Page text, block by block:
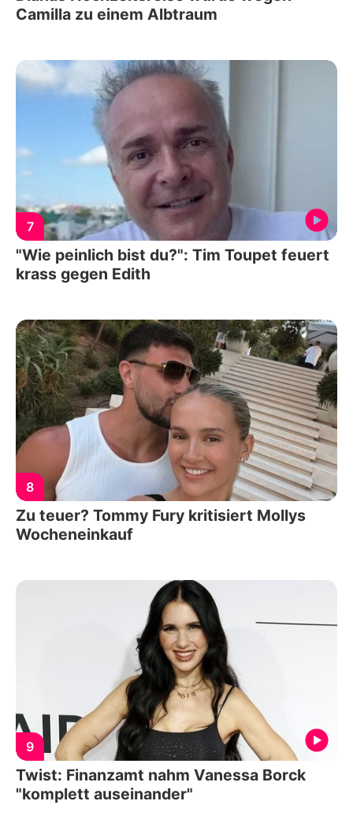
Camilla zu einem Albtraum
7
"Wie peinlich bist du?": Tim Toupet feuert
krass gegen Edith
8
Zu teuer? Tommy Fury kritisiert Mollys
Wocheneinkauf
9
Twist: Finanzamt nahm Vanessa Borck
"komplett auseinander"